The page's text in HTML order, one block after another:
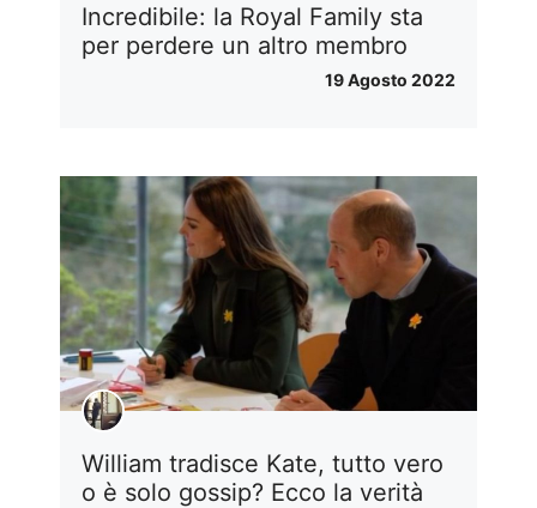
Incredibile: la Royal Family sta
per perdere un altro membro
19 Agosto 2022
William tradisce Kate, tutto vero
o è solo gossip? Ecco la verità